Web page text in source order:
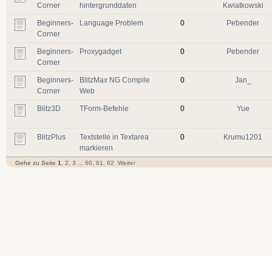
Corner
hintergrunddaten
Kwiatkowski
Beginners-
Corner
Language Problem 0 Pebender
Beginners-
Corner
Proxygadget 0 Pebender
Beginners-
Corner
BlitzMax NG Compile
Web
0 Jan_
Blitz3D TForm-Befehle 0 Yue
BlitzPlus
Textstelle in Textarea
markieren
0 Krumu1201
Gehe zu Seite 1 2 3 60 61 62 Weiter